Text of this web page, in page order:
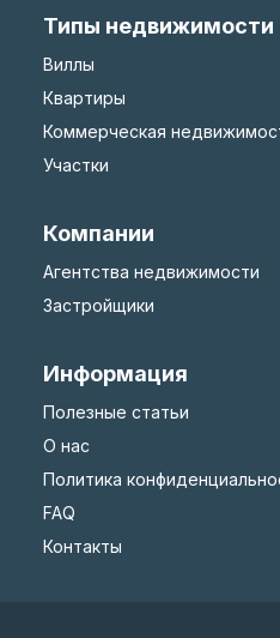
Типы недвижимости
Виллы
Квартиры
Коммерческая
Участки
Компании
Агентства недвижимости
Застройщики
Информация
Полезные статьи
О нас
Политика
FAQ
Контакты